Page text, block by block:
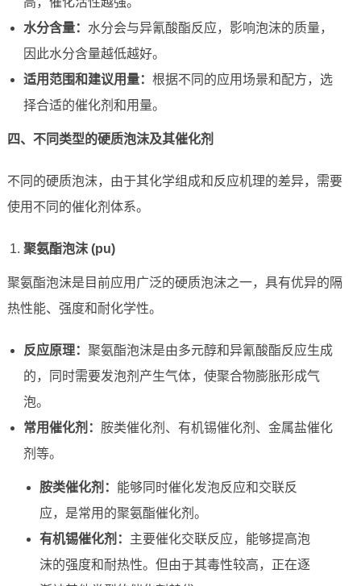
水分含量： 水分会与异氰酸酯反应，影响泡沫的质量，
因此水分含量越低越好。
适用范围和建议用量： 根据不同的应用场景和配方，选
择合适的催化剂和用量。
四、不同类型的硬质泡沫及其催化剂
不同的硬质泡沫，由于其化学组成和反应机理的差异，需要
使用不同的催化剂体系。
聚氨酯泡沫 (pu)
聚氨酯泡沫是目前应用广泛的硬质泡沫之一，具有优异的隔
热性能、强度和耐化学性。
反应原理： 聚氨酯泡沫是由多元醇和异氰酸酯反应生成
的，同时需要发泡剂产生气体，使聚合物膨胀形成气
泡。
常用催化剂： 胺类催化剂、有机锡催化剂、金属盐催化
剂等。
胺类催化剂： 能够同时催化发泡反应和交联反
应，是常用的聚氨酯催化剂。
有机锡催化剂： 主要催化交联反应，能够提高泡
沫的强度和耐热性。但由于其毒性较高，正在逐